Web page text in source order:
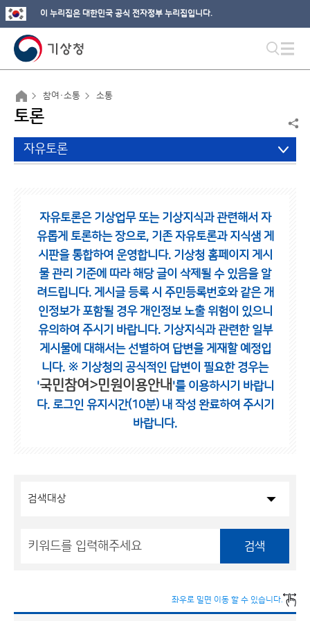
이 누리집은 대한민국 공식 전자정부 누리집입니다.
참여·소통 소통
토론
자유토론
자유토론은 기상업무 또는 기상지식과 관련해서 자
유롭게 토론하는 장으로, 기존 자유토론과 지식샘 게
시판을 통합하여 운영합니다. 기상청 홈페이지 게시
물 관리 기준에 따라 해당 글이 삭제될 수 있음을 알
려드립니다. 게시글 등록 시 주민등록번호와 같은 개
인정보가 포함될 경우 개인정보 노출 위험이 있으니
유의하여 주시기 바랍니다. 기상지식과 관련한 일부
게시물에 대해서는 선별하여 답변을 게재할 예정입
니다. ※ 기상청의 공식적인 답변이 필요한 경우는
'국민참여>민원이용안내 '를 이용하시기 바랍니
다. 로그인 유지시간(10분) 내 작성 완료하여 주시기
바랍니다.
검색
좌우로 밀면 이동 할 수 있습니다.